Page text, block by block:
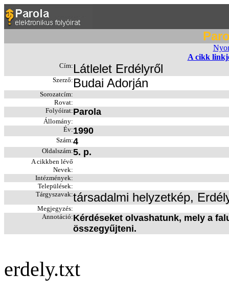
A cikk
Cím: Látlelet Erdélyről
Szerző: Budai Adorján
Sorozatcím:
Rovat:
Folyóirat:Parola
Állomány:
Év:1990
Szám:4
Oldalszám:5. p.
A cikkben lévő
Nevek:
Intézmények:
Települések:
Tárgyszavak:társadalmi helyzetkép,
Megjegyzés:
Annotáció:Kérdéseket olvashatunk, mely a
összegyűjteni.
erdely.txt